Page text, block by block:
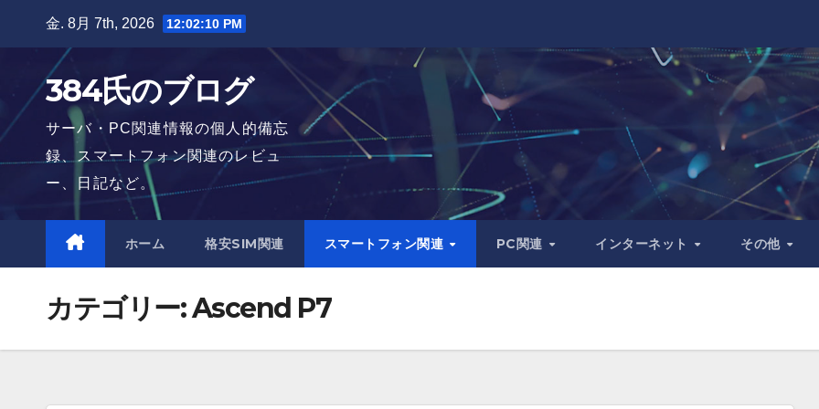
金. 8月 7th, 2026 12:02:12 PM
384氏のブログ
サーバ・PC関連情報の個人的備忘
録、スマートフォン関連のレビュ
ー、日記など。
ホーム 格安SIM関連 スマートフォン関連 PC関連 インターネット その他
カテゴリー:Ascend P7